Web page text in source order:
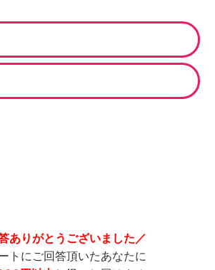
ありがとうございました／
トにご回答頂いたあなたに